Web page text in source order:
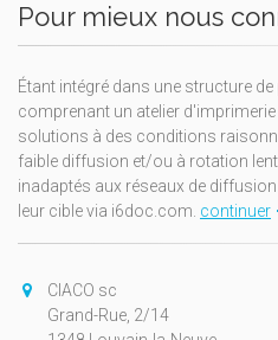
Pour mieux nous
Étant intégré dans une structure
comprenant un atelier
solutions à des conditions
faible diffusion et/ou à rotation
inadaptés aux réseaux de
leur cible via i6doc.com. continuer
CIACO sc
Grand-Rue, 2/14